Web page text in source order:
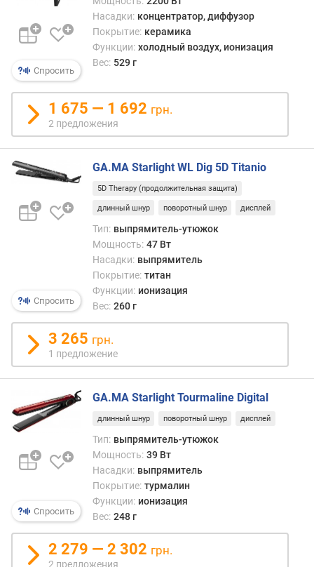
ы
(
м
)
в
я
а
г
с
)
к
о
н
е
н
р
а
р
и
Спросить
Насадки: концентратор, диффузор
Покрытие: керамика
Функции: холодный воздух, ионизация
Вес: 529 г
1 675 — 1 692 грн.
2 предложения
Спросить
GA.MA Starlight WL Dig 5D Titanio
5D Therapy (продолжительная защита)
длинный шнур поворотный шнур дисплей
Тип: выпрямитель-утюжок
Мощность: 47 Вт
Насадки: выпрямитель
Покрытие: титан
Функции: ионизация
Вес: 260 г
3 265 грн.
1 предложение
Спросить
GA.MA Starlight Tourmaline Digital
длинный шнур поворотный шнур дисплей
Тип: выпрямитель-утюжок
Мощность: 39 Вт
Насадки: выпрямитель
Покрытие: турмалин
Функции: ионизация
Вес: 248 г
2 279 — 2 302 грн.
2 предложения